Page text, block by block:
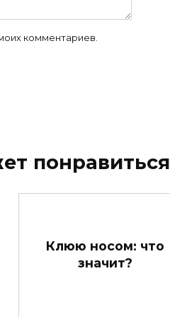
комментариев.
понравиться
Клюю носом: что
значит?